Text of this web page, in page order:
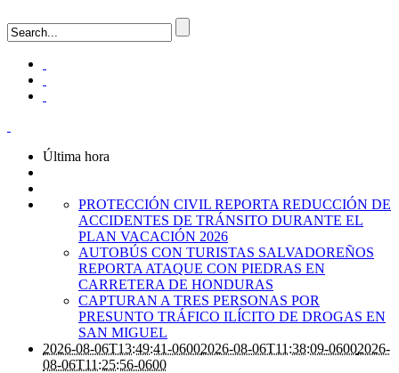
Última hora
PROTECCIÓN CIVIL REPORTA REDUCCIÓN DE
ACCIDENTES DE TRÁNSITO DURANTE EL
PLAN VACACIÓN 2026
AUTOBÚS CON TURISTAS SALVADOREÑOS
REPORTA ATAQUE CON PIEDRAS EN
CARRETERA DE HONDURAS
CAPTURAN A TRES PERSONAS POR
PRESUNTO TRÁFICO ILÍCITO DE DROGAS EN
SAN MIGUEL
2026-08-06T13:49:41-06002026-08-06T11:38:09-06002026-
08-06T11:25:56-0600